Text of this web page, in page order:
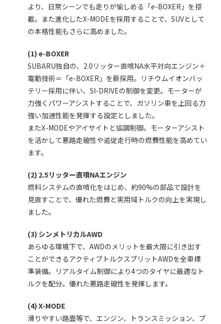
より、日常シーンでも走りが愉しめる「e-BOXER」を搭
載。また進化したX-MODEを採用することで、SUVとして
の本格性能もさらに高めました。
(1) e-BOXER
SUBARU独自の、2.0リッター直噴NA水平対向エンジン＋
電動技術＝「e-BOXER」を新採用。リチウムイオンバッ
テリー採用に伴い、SI-DRIVEの制御を変更。モーターが
力強くパワーアシストすることで、ガソリン車を上回る力
強い加速性能を発揮する設定としました。
またX-MODEやアイサイトと協調制御。モーターアシスト
を活かして悪路走破性や追従走行時の燃費性能を高めてい
ます。
(2) 2.5リッター直噴NAエンジン
燃料システムの直噴化をはじめ、約90%の部品で設計を
見直すことで、優れた燃費と実用域トルクの向上を実現し
ました。
(3) シンメトリカルAWD
あらゆる環境下で、AWDのメリットを最大限に引き出す
ことができるアクティブトルクスプリットAWDを全車標
準装備。リアルタイム制御により4つのタイヤに最適なト
ルクを配分。優れた悪路走破性を発揮します。
(4) X-MODE
滑りやすい路面等で、エンジン、トランスミッション、ブ